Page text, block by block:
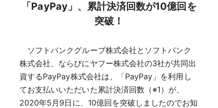
「PayPay」、累計決済回数が10億回を
突破！
ソフトバンクグループ株式会社とソフトバンク
株式会社、ならびにヤフー株式会社の3社が共同出
資するPayPay株式会社は、「PayPay」を利用し
てお支払いいただいた累計決済回数（※1）が、
2020年5月9日に、10億回を突破しましたのでお知